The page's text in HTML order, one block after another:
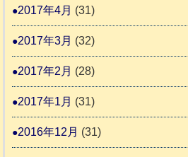
2017年4月 (31)
2017年3月 (32)
2017年2月 (28)
2017年1月 (31)
2016年12月 (31)